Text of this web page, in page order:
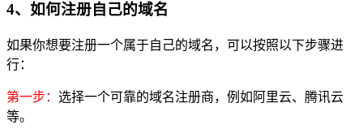
4、如何注册自己的域名
如果你想要注册一个属于自己的域名，可以按照以下步骤进
行：
第一步： 选择一个可靠的域名注册商，例如阿里云、腾讯云
等。